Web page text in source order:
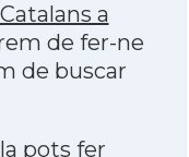
a
de fer-ne
de buscar
pots fer